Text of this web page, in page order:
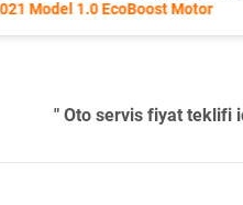
2018 Model 1.0 Tfsi Motor
" Oto servis fiyat teklifi